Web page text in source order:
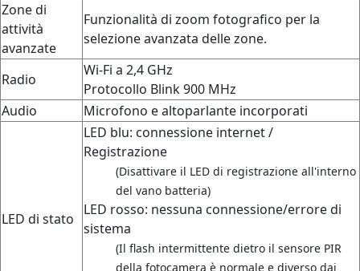
Zone di
attività
avanzate
Funzionalità di zoom fotografico per la
selezione avanzata delle zone.
Radio
Wi-Fi a 2,4 GHz
Protocollo Blink 900 MHz
Audio
Microfono e altoparlante incorporati
LED di stato
LED blu: connessione internet /
Registrazione
(Disattivare il LED di registrazione all'interno
del vano batteria)
LED rosso: nessuna connessione/errore di
sistema
(Il flash intermittente dietro il sensore PIR
della fotocamera è normale e diverso dai